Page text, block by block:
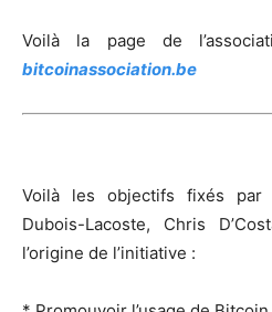
Voilà la page de
bitcoinassociation.be
Voilà les objectifs fixés par
Dubois-Lacoste, Chris
l’origine de l’initiative :